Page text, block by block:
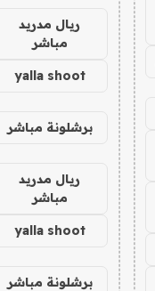
ريال مدريد
مباشر
yalla shoot
برشلونة مباشر
ريال مدريد
مباشر
yalla shoot
برشلونة مباشر